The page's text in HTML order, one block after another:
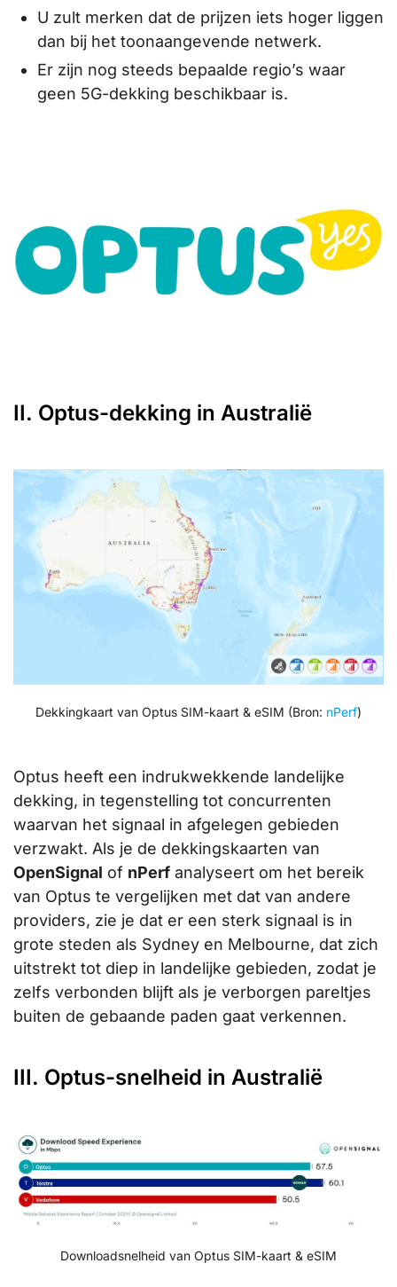
U zult merken dat de prijzen iets hoger liggen
dan bij het toonaangevende netwerk.
Er zijn nog steeds bepaalde regio’s waar
geen 5G-dekking beschikbaar is.
II. Optus-dekking in Australië
Dekkingkaart van Optus SIM-kaart & eSIM (Bron: nPerf)
Optus heeft een indrukwekkende landelijke
dekking, in tegenstelling tot concurrenten
waarvan het signaal in afgelegen gebieden
verzwakt. Als je de dekkingskaarten van
OpenSignal of nPerf analyseert om het bereik
van Optus te vergelijken met dat van andere
providers, zie je dat er een sterk signaal is in
grote steden als Sydney en Melbourne, dat zich
uitstrekt tot diep in landelijke gebieden, zodat je
zelfs verbonden blijft als je verborgen pareltjes
buiten de gebaande paden gaat verkennen.
III. Optus-snelheid in Australië
Downloadsnelheid van Optus SIM-kaart & eSIM